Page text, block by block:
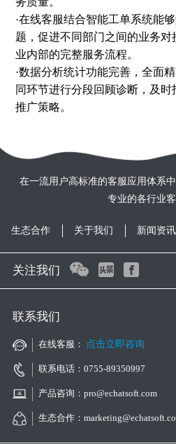
·在线客服结合智能工单系统能
题，促进不同部门之间的业务
业内部的完整服务流程。
·数据分析统计功能完善，全面
同环节进行分段回顾诊断，及
推广策略。
在一流用户高标准的客服应用体系
专业的各行业
生态合作 关于我们 新闻资讯
关注我们
联系我们
在线客服： 点击立即咨询
联系电话：0755-89350997
产品咨询：pro@echatsoft.com
生态合作：